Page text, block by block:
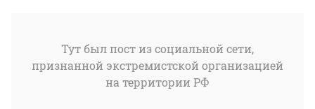
Тут был пост из социальной сети,
признанной экстремистской организацией
на территории РФ